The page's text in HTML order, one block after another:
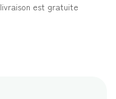
est gratuite